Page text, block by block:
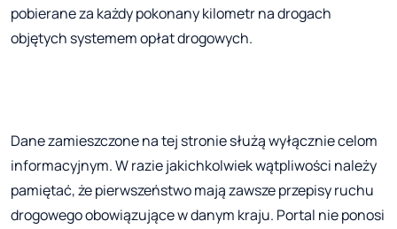
pobierane za każdy pokonany kilometr na drogach
objętych systemem opłat drogowych.
Dane zamieszczone na tej stronie służą wyłącznie celom
informacyjnym. W razie jakichkolwiek wątpliwości należy
pamiętać, że pierwszeństwo mają zawsze przepisy ruchu
drogowego obowiązujące w danym kraju. Portal nie ponosi